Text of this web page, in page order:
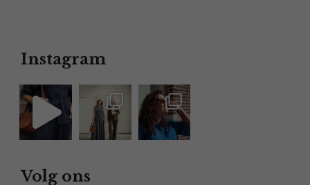
Instagram
Volg ons